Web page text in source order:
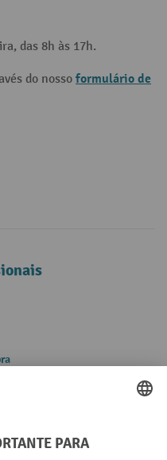
das 8h às 17h.
do nosso formulário de